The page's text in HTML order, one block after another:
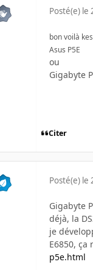
Posté(e) le
bon voilà
Asus P5E
ou
Gigabyte
Citer
Posté(e) le
Gigabyte
déjà, la
je
E6850,
p5e.html